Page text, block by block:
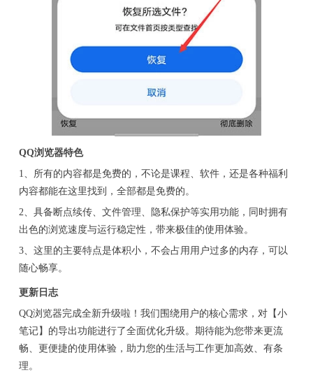
QQ浏览器特色
1、所有的内容都是免费的，不论是课程、软件，还是各种福利
内容都能在这里找到，全部都是免费的。
2、具备断点续传、文件管理、隐私保护等实用功能，同时拥有
出色的浏览速度与运行稳定性，带来极佳的使用体验。
3、这里的主要特点是体积小，不会占用用户过多的内存，可以
随心畅享。
更新日志
QQ浏览器完成全新升级啦！我们围绕用户的核心需求，对【小
笔记】的导出功能进行了全面优化升级。期待能为您带来更流
畅、更便捷的使用体验，助力您的生活与工作更加高效、有条
理。